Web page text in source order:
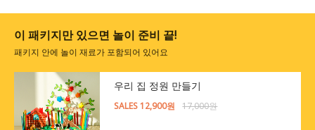
이 패키지만 있으면 놀이 준비 끝!
패키지 안에 놀이 재료가 포함되어 있어요
우리 집 정원 만들기
SALES 12,900원 17,000원